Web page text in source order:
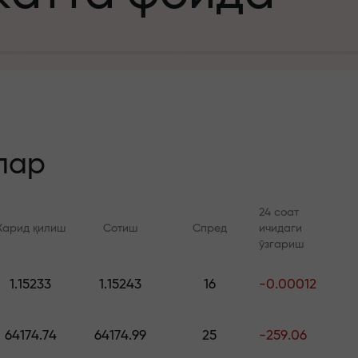
учун
жекпоти
қилиш Сотиш Спред
24 соат
ичидаги
ўзгариш
1.15233 1.15243 16 -0.00012
64174.74 64174.99 25 -259.06
Онлайн курслар
курслар ва вебинарлар
FX.CO билан